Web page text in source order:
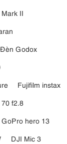
II
Đèn Godox
Fujifilm instax
f2.8
GoPro hero 13
DJI Mic 3